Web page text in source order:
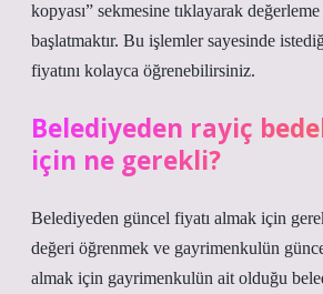
kopyası” sekmesine tıklayarak
başlatmaktır. Bu işlemler sayesinde
fiyatını kolayca öğrenebilirsiniz.
Belediyeden rayiç
için ne gerekli?
Belediyeden güncel fiyatı almak için
değeri öğrenmek ve gayrimenkulün
almak için gayrimenkulün ait olduğu